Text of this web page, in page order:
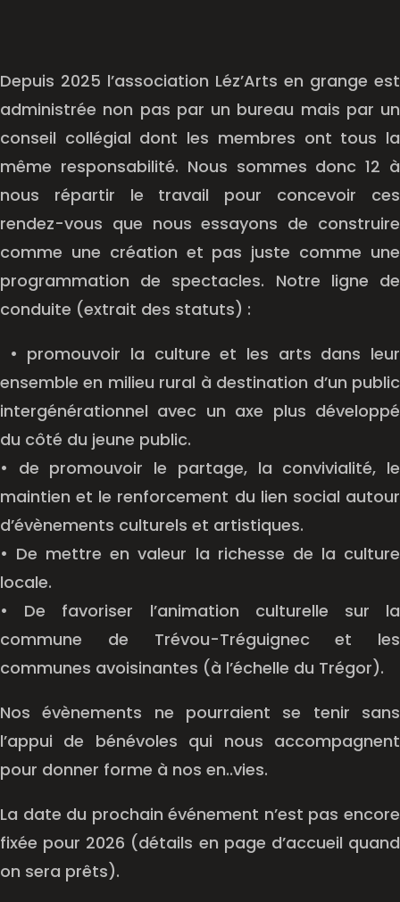
Depuis 2025 l’association Léz’Arts en grange est
administrée non pas par un bureau mais par un
conseil collégial dont les membres ont tous la
même responsabilité. Nous sommes donc 12 à
nous répartir le travail pour concevoir ces
rendez-vous que nous essayons de construire
comme une création et pas juste comme une
programmation de spectacles. Notre ligne de
conduite (extrait des statuts) :
• promouvoir la culture et les arts dans leur
ensemble en milieu rural à destination d’un public
intergénérationnel avec un axe plus développé
du côté du jeune public.
• de promouvoir le partage, la convivialité, le
maintien et le renforcement du lien social autour
d’évènements culturels et artistiques.
• De mettre en valeur la richesse de la culture
locale.
• De favoriser l’animation culturelle sur la
commune de Trévou-Tréguignec et les
communes avoisinantes (à l’échelle du Trégor).
Nos évènements ne pourraient se tenir sans
l’appui de bénévoles qui nous accompagnent
pour donner forme à nos en..vies.
La date du prochain événement n’est pas encore
fixée pour 2026 (détails en page d’accueil quand
on sera prêts).